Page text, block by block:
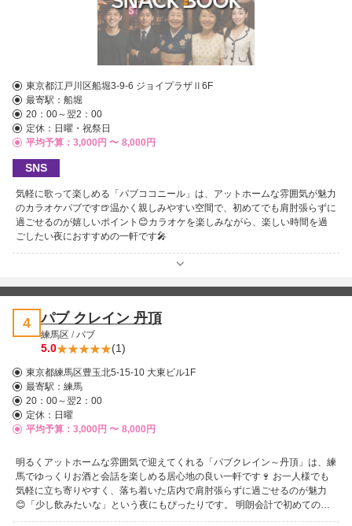
東京都江戸川区船堀3-9-6 ジョイプラザⅡ6F
最寄駅： 船堀
20：00～翌2：00
定休：日曜・祝祭日
平均予算：3,000円 〜 8,000円
SNS
気軽に歌って楽しめる「パブココニール」は、アットホームな雰囲気が魅力
のカラオケパブです🍺温かく親しみやすい空間で、初めてでも肩肘張らずに
過ごせるのが嬉しいポイント😊カラオケを楽しみながら、楽しい時間を過
ごしたい夜におすすめの一軒です🎤
4 パブ クレイン 丹頂
練馬区 /パブ
5.0 (1)
東京都練馬区豊玉北5-15-10 大東ビル1F
最寄駅： 練馬
20：00～翌2：00
定休：日曜
平均予算：3,000円 〜 8,000円
明るくアットホームな雰囲気で迎えてくれる「パブクレイン～丹頂」は、練
馬でゆっくりお酒と会話を楽しめる居心地の良い一軒です🍷 お一人様でも
気軽に立ち寄りやすく、落ち着いた店内で肩肘張らずに過ごせるのが魅力
😊「少し飲みたいな」という夜にもぴったりです。 明朗会計で初めての方
でも安心して利用できるのも嬉しいポイント✨練馬で温かくくつろげるパ